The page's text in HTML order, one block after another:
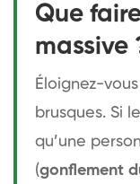
Que
massive
Éloignez-
brusques. Si
qu’une
(gonflement